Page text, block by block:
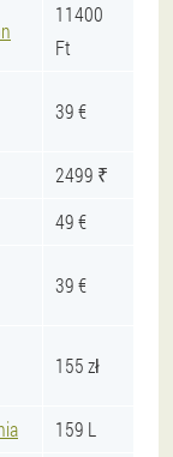
11400
Ft
39 €
2499 ₹
49 €
39 €
155 zł
159 L